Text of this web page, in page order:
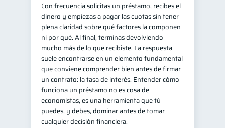
Entidad financiera 8
Préstamos 8 Ahorro 8
Consejos
Tarjeta de crédito 6
Historial crediticio
Ciberseguridad 5
Servicios
Derechos & Deberes 4
Con frecuencia solicitas un préstamo, recibes el
dinero y empiezas a pagar las cuotas sin tener
plena claridad sobre qué factores la componen
ni por qué. Al final, terminas devolviendo
mucho más de lo que recibiste. La respuesta
suele encontrarse en un elemento fundamental
que conviene comprender bien antes de firmar
un contrato: la tasa de interés. Entender cómo
funciona un préstamo no es cosa de
economistas, es una herramienta que tú
puedes, y debes, dominar antes de tomar
cualquier decisión financiera.